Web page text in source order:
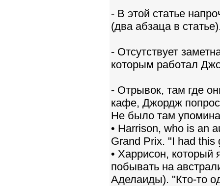
- В этой статье
(два абзаца в
- Отсутствует
которым работал
- Отрывок, там где
кафе, Джордж
Не было там
• Harrison, who is an
Grand Prix. "I had this
• Харрисон, который
побывать на
Аделаиды). "Кто-то